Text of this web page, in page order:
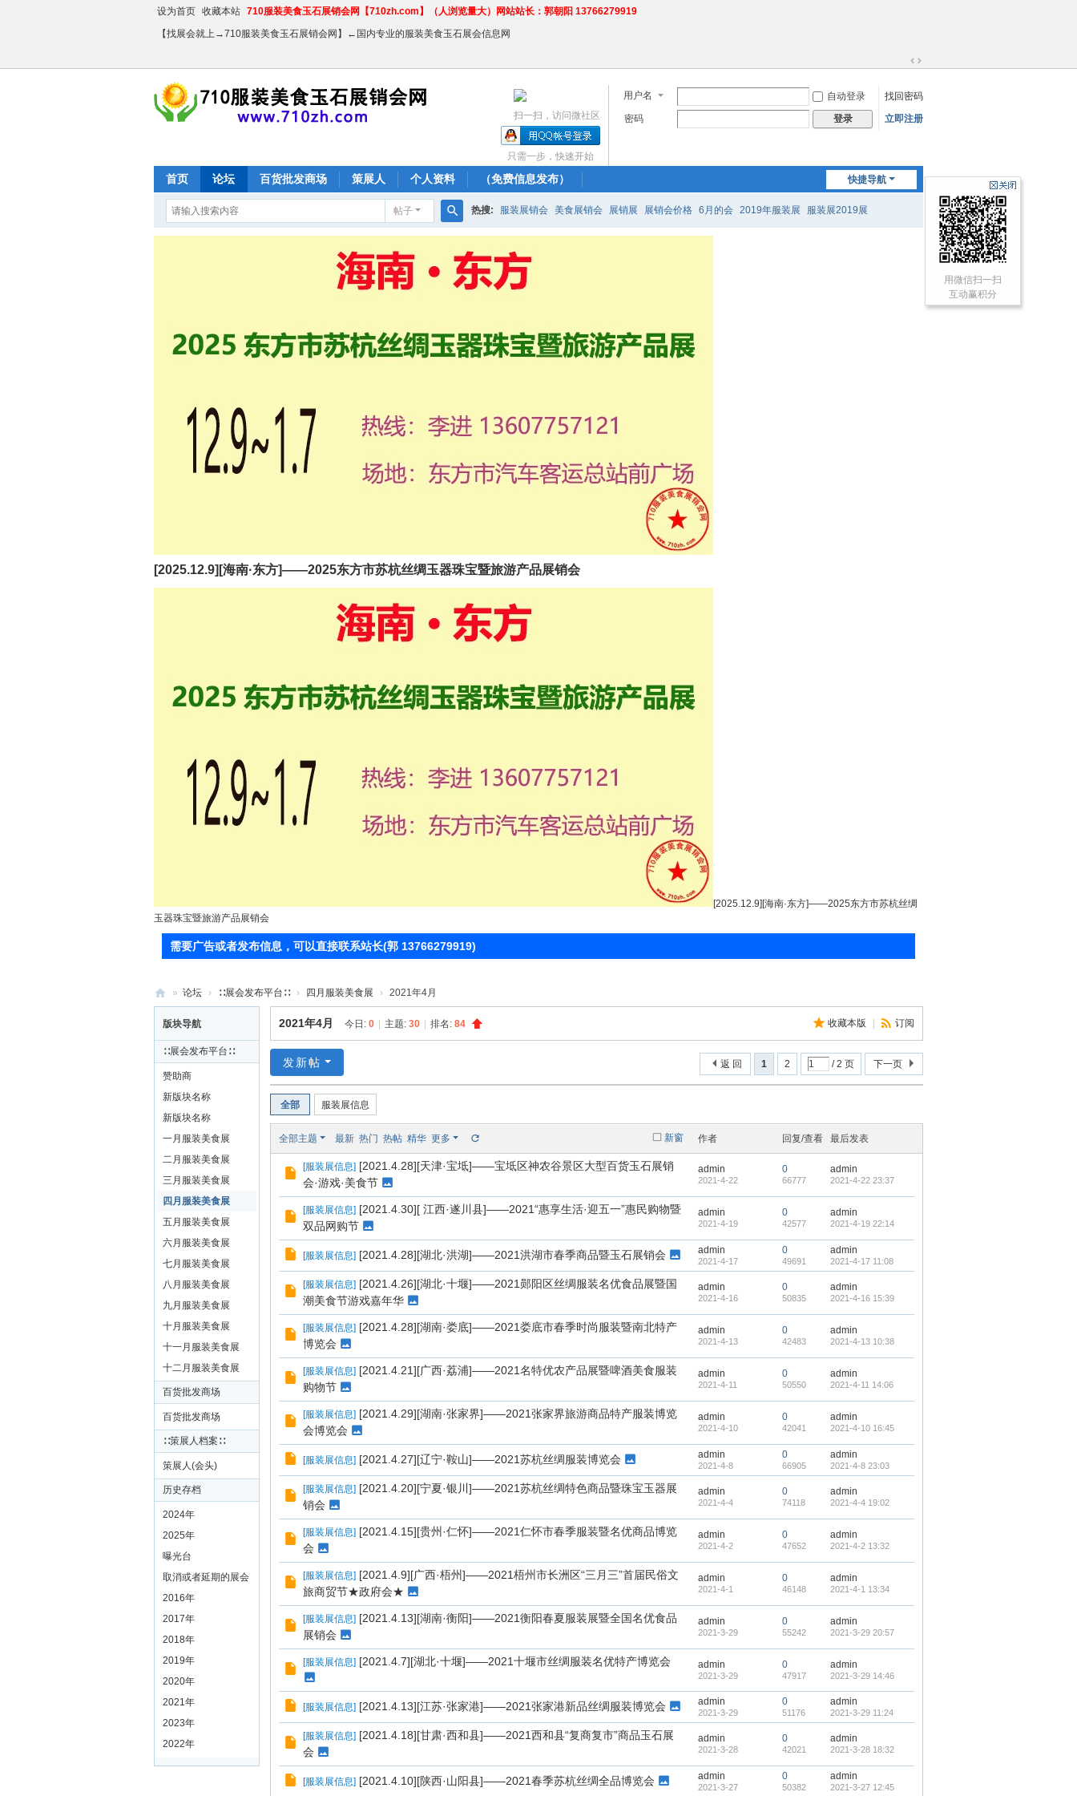
设为首页 收藏本站 710服装美食玉石展销会网【710zh.com】（人浏览量大）网站站长：郭朝阳 13766279919
【找展会就上→710服装美食玉石展销会网】←国内专业的服装美食玉石展会信息网
换
到
宽
用户名 自动登录
找回密码
密码
登录 立即注册
扫一扫，访问微社区
只需一步，快速开始
快捷导航
首页 论坛 百货批发商场 策展人 个人资料 （免费信息发布）
帖子
搜
索
热搜: 服装展销会 美食展销会 展销展 展销会价格 6月的会 2019年服装展 服装展2019展
[2025.12.9][海南·东方]——2025东方市苏杭丝绸玉器珠宝暨旅游产品展销会
[2025.12.9][海南·东方]——2025东方市苏杭丝绸
玉器珠宝暨旅游产品展销会
需要广告或者发布信息，可以直接联系站长(郭 13766279919)
0
服
玉
石
展
销
会
» 论坛 › ∷展会发布平台∷ › 四月服装美食展 › 2021年4月
版块导航
∷展会发布平台∷
赞助商
新版块名称
新版块名称
一月服装美食展
二月服装美食展
三月服装美食展
四月服装美食展
五月服装美食展
六月服装美食展
七月服装美食展
八月服装美食展
九月服装美食展
十月服装美食展
十一月服装美食展
十二月服装美食展
百货批发商场
百货批发商场
∷策展人档案∷
策展人(会头)
历史存档
2024年
2025年
曝光台
取消或者延期的展会
2016年
2017年
2018年
2019年
2020年
2021年
2023年
2022年
收藏本版 | 订阅
2021年4月 今日: 0 | 主题: 30 | 排名: 84
1 2 / 2 页 下一页
返 回
发新帖
全部 服装展信息
新窗
全部主题 最新 热门 热帖 精华 更多 作者 回复/查看 最后发表
[服装展信息] [2021.4.28][天津·宝坻]——宝坻区神农谷景区大型百货玉石展销
会·游戏·美食节
admin
2021-4-22
0
66777
admin
2021-4-22 23:37
[服装展信息] [2021.4.30][ 江西·遂川县]——2021“惠享生活·迎五一”惠民购物暨
双品网购节
admin
2021-4-19
0
42577
admin
2021-4-19 22:14
[服装展信息] [2021.4.28][湖北·洪湖]——2021洪湖市春季商品暨玉石展销会 admin
2021-4-17
0
49691
admin
2021-4-17 11:08
[服装展信息] [2021.4.26][湖北·十堰]——2021郧阳区丝绸服装名优食品展暨国
潮美食节游戏嘉年华
admin
2021-4-16
0
50835
admin
2021-4-16 15:39
[服装展信息] [2021.4.28][湖南·娄底]——2021娄底市春季时尚服装暨南北特产
博览会
admin
2021-4-13
0
42483
admin
2021-4-13 10:38
[服装展信息] [2021.4.21][广西·荔浦]——2021名特优农产品展暨啤酒美食服装
购物节
admin
2021-4-11
0
50550
admin
2021-4-11 14:06
[服装展信息] [2021.4.29][湖南·张家界]——2021张家界旅游商品特产服装博览
会博览会
admin
2021-4-10
0
42041
admin
2021-4-10 16:45
[服装展信息] [2021.4.27][辽宁·鞍山]——2021苏杭丝绸服装博览会 admin
2021-4-8
0
66905
admin
2021-4-8 23:03
[服装展信息] [2021.4.20][宁夏·银川]——2021苏杭丝绸特色商品暨珠宝玉器展
销会
admin
2021-4-4
0
74118
admin
2021-4-4 19:02
[服装展信息] [2021.4.15][贵州·仁怀]——2021仁怀市春季服装暨名优商品博览
会
admin
2021-4-2
0
47652
admin
2021-4-2 13:32
[服装展信息] [2021.4.9][广西·梧州]——2021梧州市长洲区“三月三”首届民俗文
旅商贸节★政府会★
admin
2021-4-1
0
46148
admin
2021-4-1 13:34
[服装展信息] [2021.4.13][湖南·衡阳]——2021衡阳春夏服装展暨全国名优食品
展销会
admin
2021-3-29
0
55242
admin
2021-3-29 20:57
[服装展信息] [2021.4.7][湖北·十堰]——2021十堰市丝绸服装名优特产博览会 admin
2021-3-29
0
47917
admin
2021-3-29 14:46
[服装展信息] [2021.4.13][江苏·张家港]——2021张家港新品丝绸服装博览会 admin
2021-3-29
0
51176
admin
2021-3-29 11:24
[服装展信息] [2021.4.18][甘肃·西和县]——2021西和县“复商复市”商品玉石展
会
admin
2021-3-28
0
42021
admin
2021-3-28 18:32
[服装展信息] [2021.4.10][陕西·山阳县]——2021春季苏杭丝绸全品博览会 admin
2021-3-27
0
50382
admin
2021-3-27 12:45
用微信扫一扫
互动赢积分